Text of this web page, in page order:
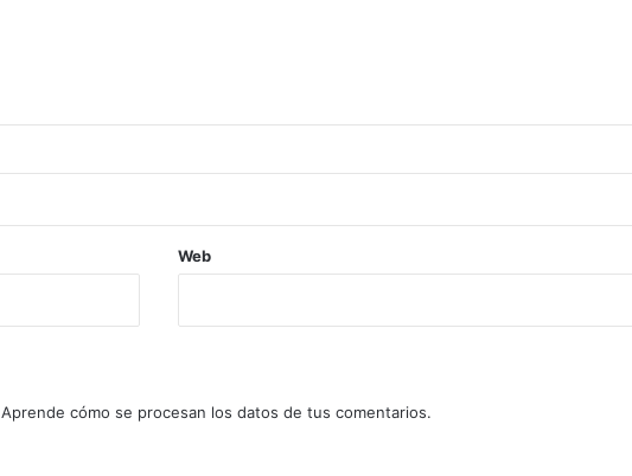
Web
Aprende cómo se procesan los datos de tus comentarios.